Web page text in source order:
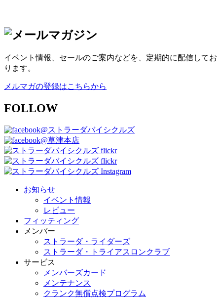
イベント情報、セールのご案内などを、定期的に配信してお
ります。
メルマガの登録はこちらから
FOLLOW
@ストラーダバイシクルズ
@草津本店
お知らせ
イベント情報
レビュー
フィッティング
メンバー
ストラーダ・ライダーズ
ストラーダ・トライアスロンクラブ
サービス
メンバーズカード
メンテナンス
クランク無償点検プログラム